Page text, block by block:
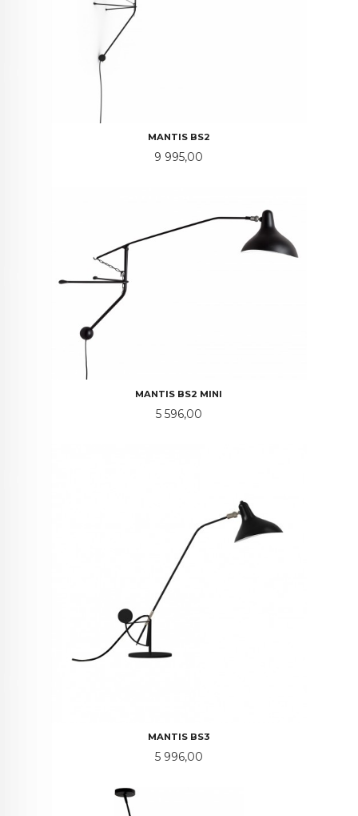
MANTIS BS2
Pris
9 995,00
MANTIS BS2 MINI
Pris
5 596,00
MANTIS BS3
Pris
5 996,00